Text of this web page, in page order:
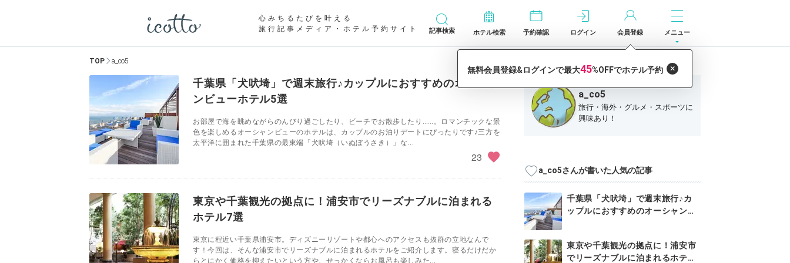
心みちるたびを叶える
旅行記事メディア・ホテル予約サイト
記事検索 ホテル検索 予約確認 ログイン 会員登録 メニュー
TOP a_co5
千葉県「犬吠埼」で週末旅行♪カップルにおすすめのオーシャ
ンビューホテル5選
お部屋で海を眺めながらのんびり過ごしたり、ビーチでお散歩したり……。ロマンチックな景
色を楽しめるオーシャンビューのホテルは、カップルのお泊りデートにぴったりです♪三方を
太平洋に囲まれた千葉県の最東端「犬吠埼（いぬぼうさき）」な...
23
東京や千葉観光の拠点に！浦安市でリーズナブルに泊まれる
ホテル7選
東京に程近い千葉県浦安市。ディズニーリゾートや都心へのアクセスも抜群の立地なんで
す！今回は、そんな浦安市でリーズナブルに泊まれるホテルをご紹介します。寝るだけだか
らとにかく価格を抑えたいという方や、せっかくならお風呂も楽しみた...
a_co5
旅行・海外・グルメ・スポーツに
興味あり！
a_co5さんが書いた人気の記事
千葉県「犬吠埼」で週末旅行♪カ
ップルにおすすめのオーシャンビ
東京や千葉観光の拠点に！浦安市
でリーズナブルに泊まれるホテル